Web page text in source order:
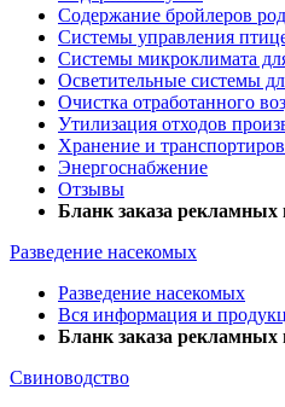
Содержание бройлеров
Системы управления
Системы микроклимата
Осветительные системы
Очистка отработанного
Утилизация отходов
Хранение и
Энергоснабжение
Отзывы
Бланк заказа рекламных
Разведение насекомых
Разведение насекомых
Вся информация и
Бланк заказа рекламных
Свиноводство